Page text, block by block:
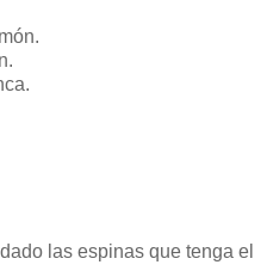
las espinas que tenga el